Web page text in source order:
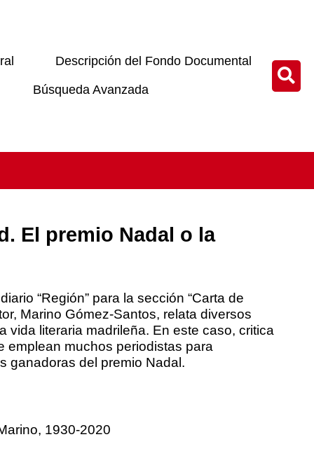
Descripción del Fondo Documental
Búsqueda Avanzada
El premio Nadal o la
“Región” para la sección “Carta de
Marino Gómez-Santos, relata diversos
vida literaria madrileña. En este caso, critica
emplean muchos periodistas para
ganadoras del premio Nadal.
1930-2020